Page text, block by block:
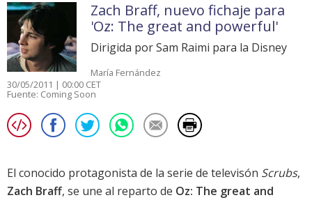
Zach Braff, nuevo fichaje para
'Oz: The great and powerful'
Dirigida por Sam Raimi para la Disney
María Fernández
30/05/2011 | 00:00 CET
Fuente: Coming Soon
El conocido protagonista de la serie de televisón Scrubs,
Zach Braff, se une al reparto de Oz: The great and